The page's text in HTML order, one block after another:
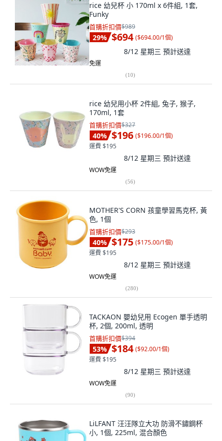
rice 幼兒杯 小 170ml x 6件組, 1套,
Funky
首購折扣價$989
29% $694 ($694.00/1個)
8/12 星期三 預計送達
免運
(10)
rice 幼兒用小杯 2件組, 兔子, 猴子,
170ml, 1套
首購折扣價$327
40% $196 ($196.00/1個)
運費 $195
8/12 星期三 預計送達
WOW免運
(56)
MOTHER'S CORN 孩童學習馬克杯, 黃
色, 1個
首購折扣價$293
40% $175 ($175.00/1個)
運費 $195
8/12 星期三 預計送達
WOW免運
(280)
TACKAON 嬰幼兒用 Ecogen 單手透明
杯, 2個, 200ml, 透明
首購折扣價$394
53% $184 ($92.00/1個)
運費 $195
8/12 星期三 預計送達
WOW免運
(90)
LiLFANT 汪汪隊立大功 防滑不鏽鋼杯
小, 1個, 225ml, 混合顏色